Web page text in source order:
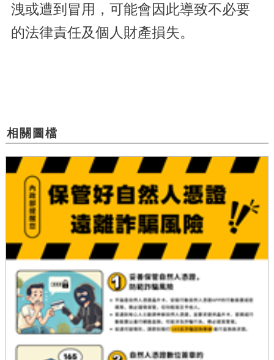
洩或遭到冒用，可能會因此導致不必要
的法律責任及個人財產損失。
相關圖檔